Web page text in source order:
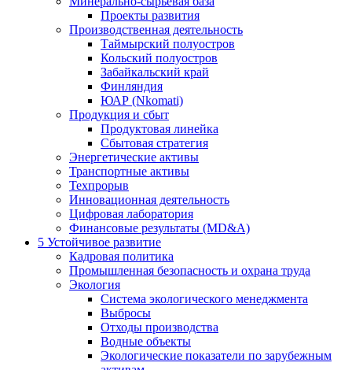
Проекты развития
Производственная деятельность
Таймырский полуостров
Кольский полуостров
Забайкальский край
Финляндия
ЮАР (Nkomati)
Продукция и сбыт
Продуктовая линейка
Сбытовая стратегия
Энергетические активы
Транспортные активы
Техпрорыв
Инновационная деятельность
Цифровая лаборатория
Финансовые результаты (MD&A)
5 Устойчивое развитие
Кадровая политика
Промышленная безопасность и охрана труда
Экология
Система экологического менеджмента
Выбросы
Отходы производства
Водные объекты
Экологические показатели по зарубежным